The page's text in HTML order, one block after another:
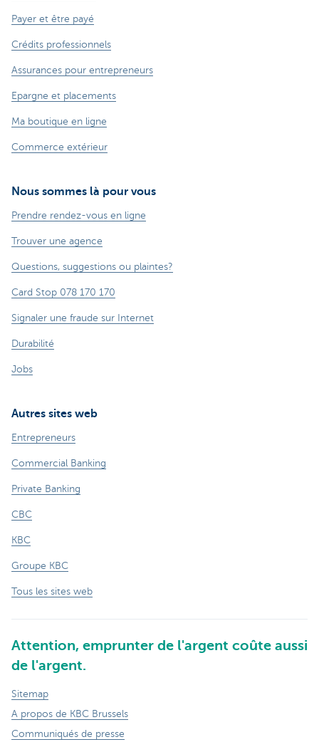
Payer et être payé
Crédits professionnels
Assurances pour entrepreneurs
Epargne et placements
Ma boutique en ligne
Commerce extérieur
Nous sommes là pour vous
Prendre rendez-vous en ligne
Trouver une agence
Questions, suggestions ou plaintes?
Card Stop 078 170 170
Signaler une fraude sur Internet
Durabilité
Jobs
Autres sites web
Entrepreneurs
Commercial Banking
Private Banking
CBC
KBC
Groupe KBC
Tous les sites web
Attention, emprunter de l'argent coûte aussi
de l'argent.
Sitemap
A propos de KBC Brussels
Communiqués de presse